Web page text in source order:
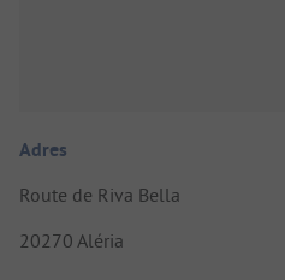
Adres
Route de Riva Bella
20270 Aléria